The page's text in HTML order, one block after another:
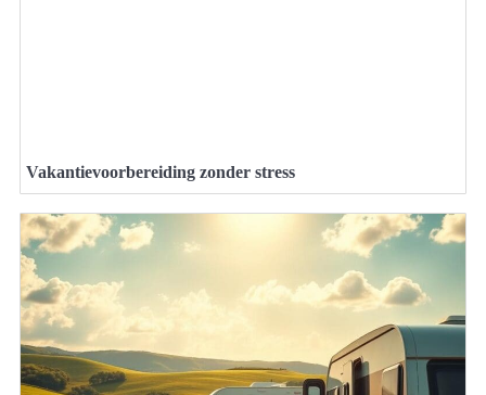
Vakantievoorbereiding zonder stress